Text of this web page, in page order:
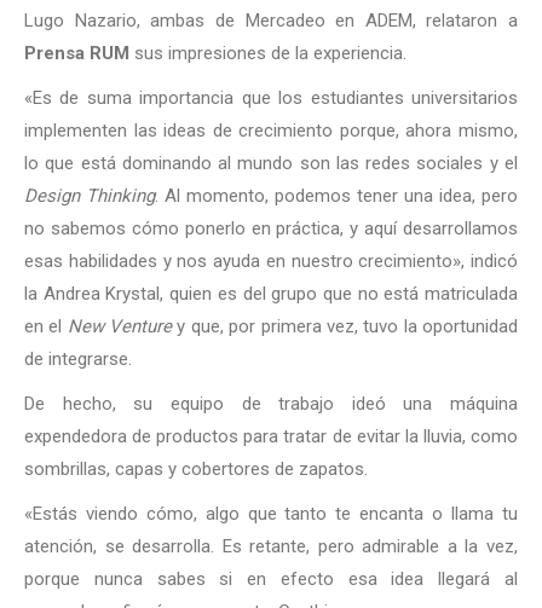
Lugo Nazario, ambas de Mercadeo en ADEM, relataron a
Prensa RUM sus impresiones de la experiencia.
«Es de suma importancia que los estudiantes universitarios
implementen las ideas de crecimiento porque, ahora mismo,
lo que está dominando al mundo son las redes sociales y el
Design Thinking. Al momento, podemos tener una idea, pero
no sabemos cómo ponerlo en práctica, y aquí desarrollamos
esas habilidades y nos ayuda en nuestro crecimiento», indicó
la Andrea Krystal, quien es del grupo que no está matriculada
en el New Venturey que, por primera vez, tuvo la oportunidad
de integrarse.
De hecho, su equipo de trabajo ideó una máquina
expendedora de productos para tratar de evitar la lluvia, como
sombrillas, capas y cobertores de zapatos.
«Estás viendo cómo, algo que tanto te encanta o llama tu
atención, se desarrolla. Es retante, pero admirable a la vez,
porque nunca sabes si en efecto esa idea llegará al